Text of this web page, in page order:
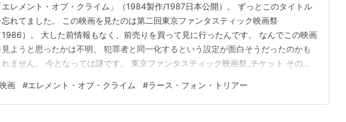
（1988）＜TVM＞ 監督、脚本
ック〜伝染病 （1987）＜未＞ 監督、脚本
ト・オブ・クライム （1984） 監督、脚本、原作
エレメント・オブ・クライム」（1984製作/1987日本公開）。 ずっとこのタイトル
忘れてました。 この映画を見たのは第二回東京ファンタスティック映画祭
1986）。 大した前情報もなく、前売りを買って見に行ったんです。 なんでこの映画
見ようと思ったかは不明。 犯罪者と同一化するという設定が面白そうだったのかも
れません。 今となっては謎です。 東京ファンタスティック映画祭_チケット その時
した。 当然もう一度見たいとは思いませんてしたが。 かなりマイナーな映画で、そ
後、どの雑誌にもネットでも出会うことがな…
画 #エレメント・オブ・クライム #ラース・フォン・トリアー